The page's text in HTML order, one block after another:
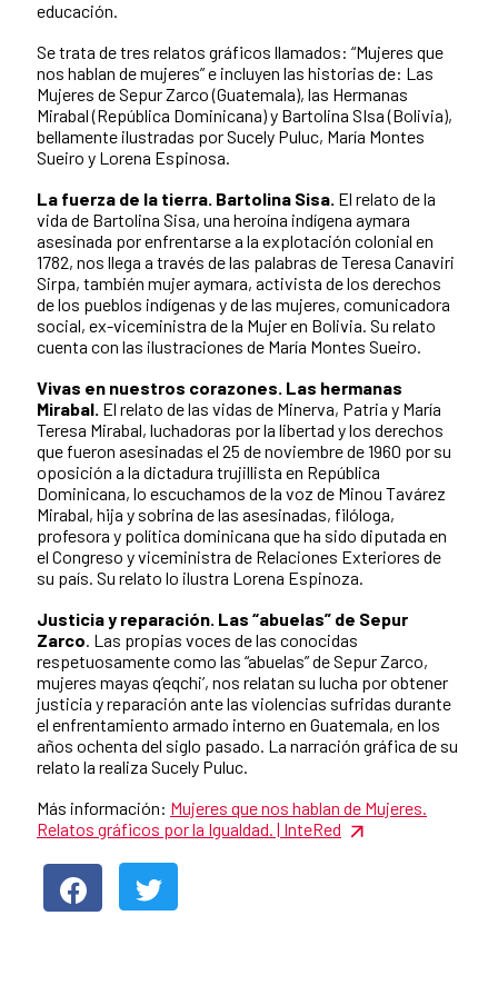
educación.
Se trata de tres relatos gráficos llamados: “Mujeres que
nos hablan de mujeres” e incluyen las historias de: Las
Mujeres de Sepur Zarco (Guatemala), las Hermanas
Mirabal (República Dominicana) y Bartolina SIsa (Bolivia),
bellamente ilustradas por Sucely Puluc, María Montes
Sueiro y Lorena Espinosa.
La fuerza de la tierra. Bartolina Sisa. El relato de la
vida de Bartolina Sisa, una heroína indígena aymara
asesinada por enfrentarse a la explotación colonial en
1782, nos llega a través de las palabras de Teresa Canaviri
Sirpa, también mujer aymara, activista de los derechos
de los pueblos indígenas y de las mujeres, comunicadora
social, ex-viceministra de la Mujer en Bolivia. Su relato
cuenta con las ilustraciones de María Montes Sueiro.
Vivas en nuestros corazones. Las hermanas
Mirabal. El relato de las vidas de Minerva, Patria y María
Teresa Mirabal, luchadoras por la libertad y los derechos
que fueron asesinadas el 25 de noviembre de 1960 por su
oposición a la dictadura trujillista en República
Dominicana, lo escuchamos de la voz de Minou Tavárez
Mirabal, hija y sobrina de las asesinadas, filóloga,
profesora y política dominicana que ha sido diputada en
el Congreso y viceministra de Relaciones Exteriores de
su país. Su relato lo ilustra Lorena Espinoza.
Justicia y reparación. Las “abuelas” de Sepur
Zarco. Las propias voces de las conocidas
respetuosamente como las “abuelas” de Sepur Zarco,
mujeres mayas q’eqchi’, nos relatan su lucha por obtener
justicia y reparación ante las violencias sufridas durante
el enfrentamiento armado interno en Guatemala, en los
años ochenta del siglo pasado. La narración gráfica de su
relato la realiza Sucely Puluc.
Más información: Mujeres que nos hablan de Mujeres.
Relatos gráficos por la Igualdad. | InteRed